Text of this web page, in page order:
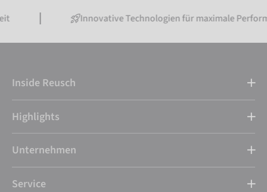
Innovative Technologien für maximale Performance
Inside Reusch
Highlights
Unternehmen
Service